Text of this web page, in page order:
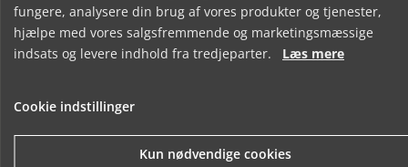
OG
STRØMPEBALLER
PÅ LANGELAND
fungere, analysere din brug af vores produkter og tjenester,
hjælpe med vores salgsfremmende og marketingsmæssige
indsats og levere indhold fra tredjeparter. Læs mere
Cookie indstillinger
Kun nødvendige cookies